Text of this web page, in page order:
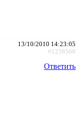
13/10/2010 14:23:05
#1238568
Ответить